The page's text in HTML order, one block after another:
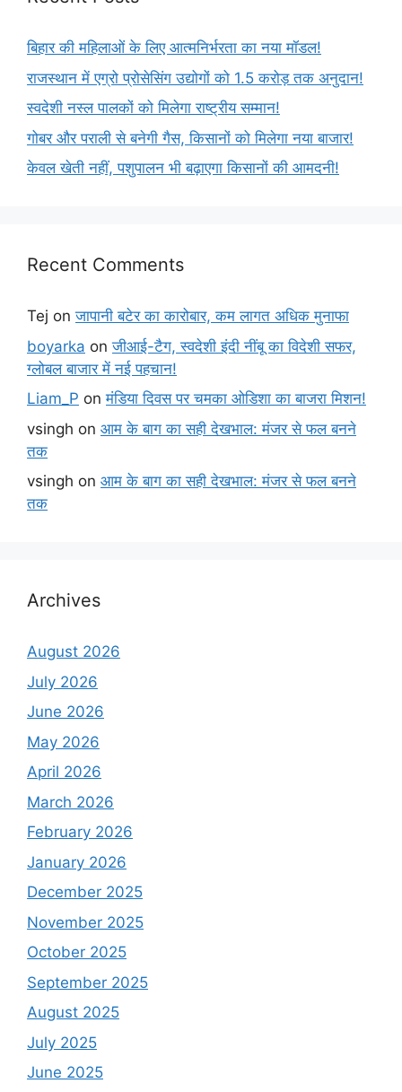
बिहार की महिलाओं के लिए आत्मनिर्भरता का नया मॉडल!
राजस्थान में एग्रो प्रोसेसिंग उद्योगों को 1.5 करोड़ तक अनुदान!
स्वदेशी नस्ल पालकों को मिलेगा राष्ट्रीय सम्मान!
गोबर और पराली से बनेगी गैस, किसानों को मिलेगा नया बाजार!
केवल खेती नहीं, पशुपालन भी बढ़ाएगा किसानों की आमदनी!
Recent Comments
Tej onजापानी बटेर का कारोबार, कम लागत अधिक मुनाफा
boyarka onजीआई-टैग, स्वदेशी इंदी नींबू का विदेशी सफर,
ग्लोबल बाजार में नई पहचान!
Liam_P onमंडिया दिवस पर चमका ओडिशा का बाजरा मिशन!
vsingh on आम के बाग का सही देखभाल: मंजर से फल बनने
तक
vsingh on आम के बाग का सही देखभाल: मंजर से फल बनने
तक
Archives
August 2026
July 2026
June 2026
May 2026
April 2026
March 2026
February 2026
January 2026
December 2025
November 2025
October 2025
September 2025
August 2025
July 2025
June 2025